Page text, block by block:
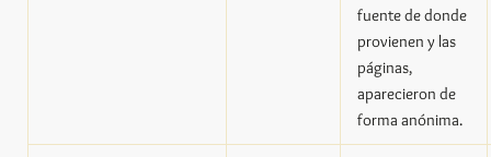
fuente de donde
provienen y las
páginas,
aparecieron de
forma anónima.